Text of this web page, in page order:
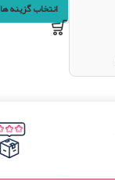
انتخاب گزینه ها